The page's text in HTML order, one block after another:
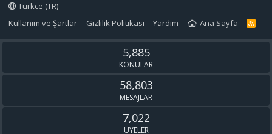
Turkce (TR)
Kullanım ve Şartlar
Gizlilik Politikası Yardım Ana Sayfa
R
S
5,885
KONULAR
58,803
MESAJLAR
7,022
ÜYELER